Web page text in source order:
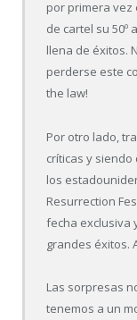
por primera vez
de cartel su 50º
llena de éxitos.
perderse este
the law!
Por otro lado,
críticas y
los
Resurrection
fecha exclusiva
grandes éxitos.
Las sorpresas
tenemos a un